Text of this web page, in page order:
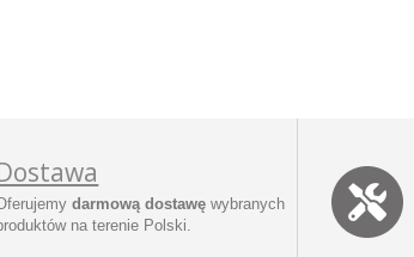
darmową dostawę wybranych
na terenie Polski.